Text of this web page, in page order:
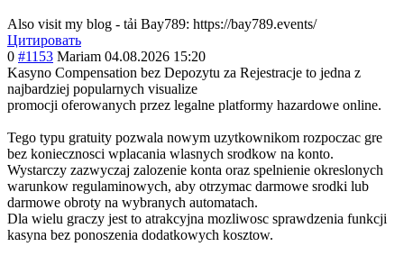
Also visit my blog - tải Bay789: https://bay789.events/
Цитировать
0 #1153 Mariam 04.08.2026 15:20
Kasyno Compensation bez Depozytu za Rejestracje to jedna z
najbardziej popularnych visualize
promocji oferowanych przez legalne platformy hazardowe online.
Tego typu gratuity pozwala nowym uzytkownikom rozpoczac gre
bez koniecznosci wplacania wlasnych srodkow na konto.
Wystarczy zazwyczaj zalozenie konta oraz spelnienie okreslonych
warunkow regulaminowych, aby otrzymac darmowe srodki lub
darmowe obroty na wybranych automatach.
Dla wielu graczy jest to atrakcyjna mozliwosc sprawdzenia funkcji
kasyna bez ponoszenia dodatkowych kosztow.